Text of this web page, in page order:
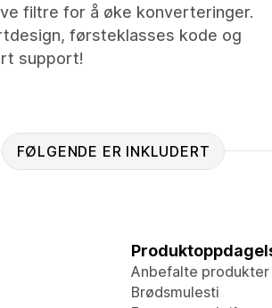
filtre for å øke konverteringer.
førsteklasses kode og
support!
FØLGENDE ER INKLUDERT
Anbefalte produkter
Brødsmulesti